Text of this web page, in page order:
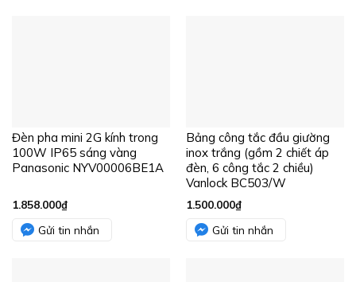
Đèn pha mini 2G kính trong
100W IP65 sáng vàng
Panasonic NYV00006BE1A
1.858.000₫
Gửi tin nhắn
Bảng công tắc đầu giường
inox trắng (gồm 2 chiết áp
đèn, 6 công tắc 2 chiều)
Vanlock BC503/W
1.500.000₫
Gửi tin nhắn